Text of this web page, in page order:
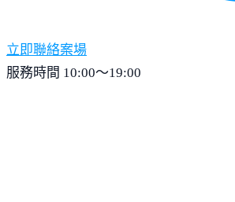
立即聯絡案場
服務時間 10:00～19:00